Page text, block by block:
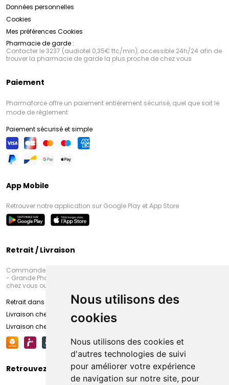
Nous utilisons des
cookies
Nous utilisons des cookies et
d'autres technologies de suivi
pour améliorer votre expérience
de navigation sur notre site, pour
Données personnelles
Cookies
Mes préférences Cookies
Pharmacie de garde :
Contacter le 3237 (audiotel 0,35€ ttc/min), accessible 24h/24 afin de
trouver la pharmacie de garde la plus proche de chez vous
Paiement
Pharmaforce offre un paiement entièrement sécurisé, quel que soit le
mode de règlement
Paiement sécurisé et simple
App Mobile
Retrouver notre application sur Google Play et App Store
Retrait / Livraison
Commandez en ligne et venez chercher votre commande à Amiens
- Grande Pharmacie d’Amiens (Fachon) ou recevez-là rapidement
chez vous ou en point retrait
Retrait dans la pharmacie d’Amiens
Livraison chez vous
Livraison chez votre commerçant
Retrouvez-nous sur vos réseaux sociaux